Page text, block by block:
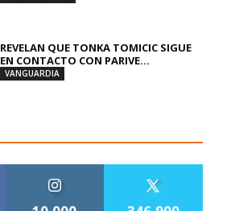
REVELAN QUE TONKA TOMICIC SIGUE
EN CONTACTO CON PARIVE...
VANGUARDIA